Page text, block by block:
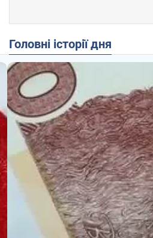
Головні історії дня